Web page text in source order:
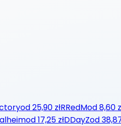
od25,90 złRRedMod8,60
od17,25 złDDayZod